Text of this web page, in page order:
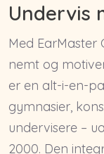
Undervis
Med
nemt og
er en alt-i-en-
gymnasier,
undervisere –
2000. Den